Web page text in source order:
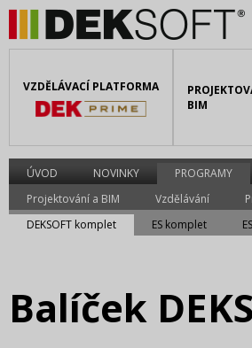
VZDĚLÁVACÍ PLATFORMA
BIM
ÚVOD NOVINKY PROGRAMY
Projektování a BIM
Vzdělávání
DEKSOFT komplet
ES komplet
Balíček